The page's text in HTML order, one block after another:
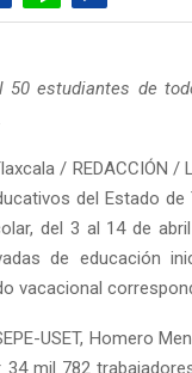
50 estudiantes de
/ REDACCIÓN /
del Estado
del 3 al 14 de
de educación
vacacional
USET, Homero
mil 782